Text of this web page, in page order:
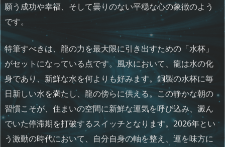
願う成功や幸福、そして曇りのない平穏な心の象徴のよう
です。
特筆すべきは、龍の力を最大限に引き出すための「水杯」
がセットになっている点です。風水において、龍は水の化
身であり、新鮮な水を何よりも好みます。銅製の水杯に毎
日新しい水を満たし、龍の傍らに供える。この静かな朝の
習慣こそが、住まいの空間に新鮮な運気を呼び込み、澱ん
でいた停滞期を打破するスイッチとなります。2026年とい
う激動の時代において、自分自身の軸を整え、運を味方に